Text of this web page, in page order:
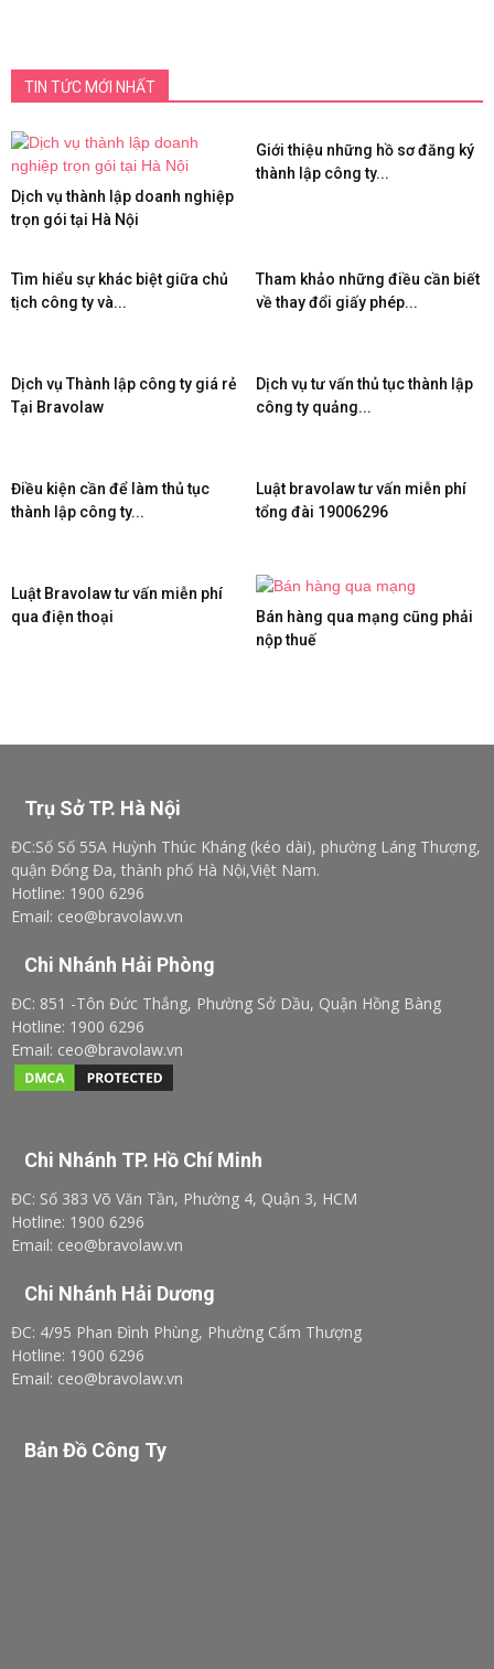
TIN TỨC MỚI NHẤT
Dịch vụ thành lập doanh nghiệp
trọn gói tại Hà Nội
Giới thiệu những hồ sơ đăng ký
thành lập công ty...
Tìm hiểu sự khác biệt giữa chủ
tịch công ty và...
Tham khảo những điều cần biết
về thay đổi giấy phép...
Dịch vụ Thành lập công ty giá rẻ
Tại Bravolaw
Dịch vụ tư vấn thủ tục thành lập
công ty quảng...
Điều kiện cần để làm thủ tục
thành lập công ty...
Luật bravolaw tư vấn miễn phí
tổng đài 19006296
Luật Bravolaw tư vấn miễn phí
qua điện thoại
Bán hàng qua mạng cũng phải
nộp thuế
Trụ Sở TP. Hà Nội
ĐC:Số Số 55A Huỳnh Thúc Kháng (kéo dài), phường Láng Thượng,
quận Đống Đa, thành phố Hà Nội,Việt Nam.
Hotline: 1900 6296
Email: ceo@bravolaw.vn
Chi Nhánh Hải Phòng
ĐC: 851 -Tôn Đức Thắng, Phường Sở Dầu, Quận Hồng Bàng
Hotline: 1900 6296
Email: ceo@bravolaw.vn
Chi Nhánh TP. Hồ Chí Minh
ĐC: Số 383 Võ Văn Tần, Phường 4, Quận 3, HCM
Hotline: 1900 6296
Email: ceo@bravolaw.vn
Chi Nhánh Hải Dương
ĐC: 4/95 Phan Đình Phùng, Phường Cẩm Thượng
Hotline: 1900 6296
Email: ceo@bravolaw.vn
Bản Đồ Công Ty